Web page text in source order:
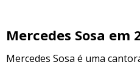
Mercedes Sosa em
Mercedes Sosa é uma